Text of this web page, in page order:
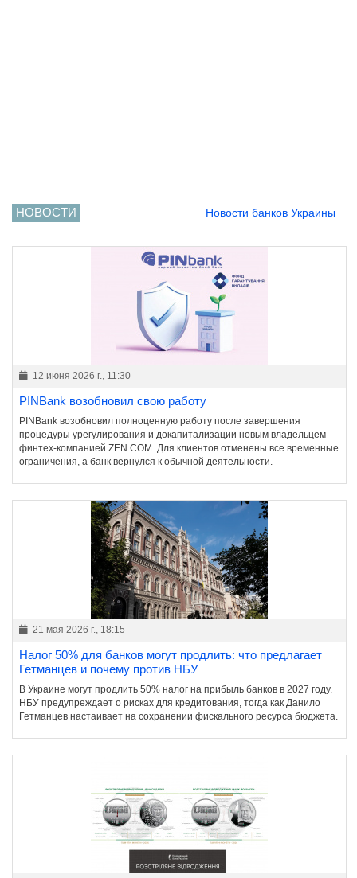
НОВОСТИ Новости банков Украины
12 июня 2026 г., 11:30
PINBank возобновил свою работу
PINBank возобновил полноценную работу после завершения
процедуры урегулирования и докапитализации новым владельцем –
финтех-компанией ZEN.COM. Для клиентов отменены все временные
ограничения, а банк вернулся к обычной деятельности.
21 мая 2026 г., 18:15
Налог 50% для банков могут продлить: что предлагает
Гетманцев и почему против НБУ
В Украине могут продлить 50% налог на прибыль банков в 2027 году.
НБУ предупреждает о рисках для кредитования, тогда как Данило
Гетманцев настаивает на сохранении фискального ресурса бюджета.